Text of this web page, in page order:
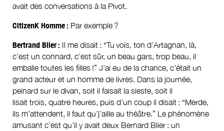
avait des conversations à la Pivot.
CitizenK Homme : Par exemple ?
Bertrand Blier : Il me disait : “Tu vois, ton d’Artagnan, là,
c’est un connard, c’est sûr, un beau gars, trop beau, il
emballe toutes les filles !” J’ai eu de la chance, c’était un
grand acteur et un homme de livres. Dans la journée,
peinard sur le divan, soit il faisait la sieste, soit il
lisait trois, quatre heures, puis d’un coup il disait : “Merde,
ils m’attendent, il faut qu’j’aille au théâtre.” Le phénomène
amusant c’est qu’il y avait deux Bernard Blier : un